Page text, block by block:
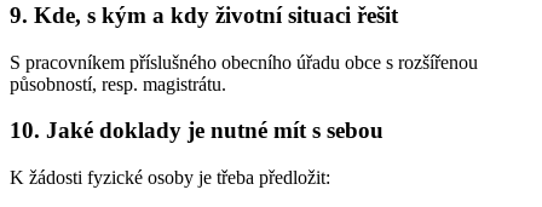
9. Kde, s kým a kdy životní situaci řešit
S pracovníkem příslušného obecního úřadu obce s rozšířenou
působností, resp. magistrátu.
10. Jaké doklady je nutné mít s sebou
K žádosti fyzické osoby je třeba předložit: